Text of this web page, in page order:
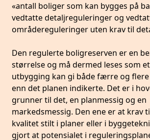
«antall boliger som kan bygges på
vedtatte detaljreguleringer og
områdereguleringer uten krav til
Den regulerte boligreserven er en
størrelse og må dermed leses som
utbygging kan gi både færre og
enn det planen indikerte. Det er i
grunner til det, en planmessig og en
markedsmessig. Den ene er at krav
kvalitet stilt i planer eller i
gjort at potensialet i